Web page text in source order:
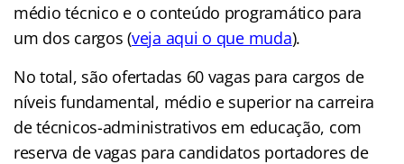
médio técnico e o conteúdo programático para
um dos cargos (veja aqui o que muda).
No total, são ofertadas 60 vagas para cargos de
níveis fundamental, médio e superior na carreira
de técnicos-administrativos em educação, com
reserva de vagas para candidatos portadores de